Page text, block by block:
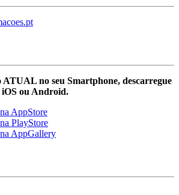
ATUAL no seu Smartphone, descarregue
ou Android.